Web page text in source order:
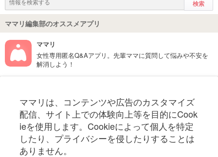
ママリ編集部のオススメアプリ
ママリ
女性専用匿名Q&Aアプリ。先輩ママに質問して悩みや不安を
解消しよう！
ママリは、コンテンツや広告のカスタマイズ
配信、サイト上での体験向上等を目的にCook
ieを使用します。Cookieによって個人を特定
したり、プライバシーを侵したりすることは
ありません。
妊娠〜子育て中のお役立ち情報を配信中